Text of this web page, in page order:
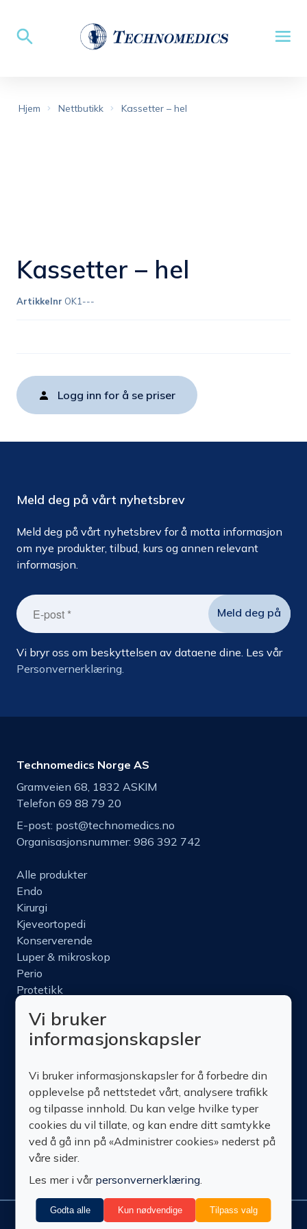
Hjem Nettbutikk Kassetter – hel
Kassetter – hel
Artikkelnr OK1---
Logg inn for å se priser
Meld deg på vårt nyhetsbrev
Meld deg på vårt nyhetsbrev for å motta informasjon
om nye produkter, tilbud, kurs og annen relevant
informasjon.
Vi bryr oss om beskyttelsen av dataene dine. Les vår
Personvernerklæring.
Technomedics Norge AS
Gramveien 68, 1832 ASKIM
Telefon 69 88 79 20
E-post: post@technomedics.no
Organisasjonsnummer: 986 392 742
Alle produkter
Endo
Kirurgi
Kjeveortopedi
Konserverende
Luper & mikroskop
Perio
Protetikk
Nettbutikk
Om oss
Kontakt oss
© Technomedics Personvern Nedlastinger Vilkår Retur
Vi bruker
informasjonskapsler
Vi bruker informasjonskapsler for å forbedre din
opplevelse på nettstedet vårt, analysere trafikk
og tilpasse innhold. Du kan velge hvilke typer
cookies du vil tillate, og kan endre ditt samtykke
ved å gå inn på «Administrer cookies» nederst på
våre sider.
Les mer i vår personvernerklæring.
Godta alle Kun nødvendige Tilpass valg